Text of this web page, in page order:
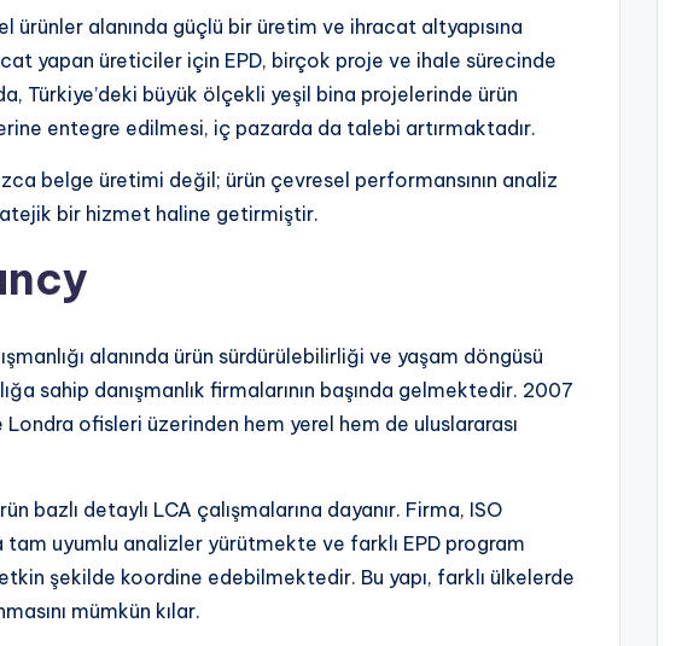
ürünler alanında güçlü bir üretim ve ihracat altyapısına
yapan üreticiler için EPD, birçok proje ve ihale sürecinde
Türkiye’deki büyük ölçekli yeşil bina projelerinde ürün
entegre edilmesi, iç pazarda da talebi artırmaktadır.
belge üretimi değil; ürün çevresel performansının analiz
bir hizmet haline getirmiştir.
alanında ürün sürdürülebilirliği ve yaşam döngüsü
sahip danışmanlık firmalarının başında gelmektedir. 2007
Londra ofisleri üzerinden hem yerel hem de uluslararası
bazlı detaylı LCA çalışmalarına dayanır. Firma, ISO
uyumlu analizler yürütmekte ve farklı EPD program
şekilde koordine edebilmektedir. Bu yapı, farklı ülkelerde
mümkün kılar.